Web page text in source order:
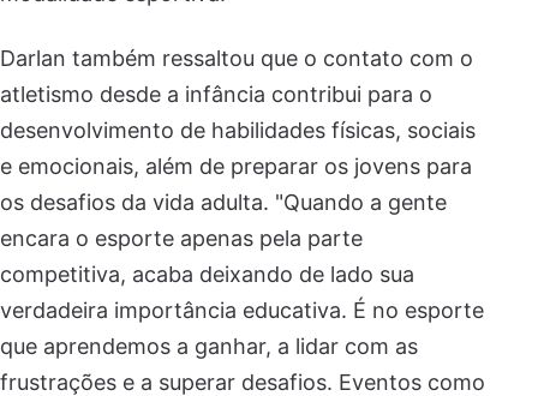
Darlan também ressaltou que o contato com o
atletismo desde a infância contribui para o
desenvolvimento de habilidades físicas, sociais
e emocionais, além de preparar os jovens para
os desafios da vida adulta. "Quando a gente
encara o esporte apenas pela parte
competitiva, acaba deixando de lado sua
verdadeira importância educativa. É no esporte
que aprendemos a ganhar, a lidar com as
frustrações e a superar desafios. Eventos como